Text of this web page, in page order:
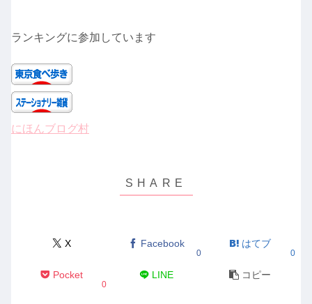
ランキングに参加しています
にほんブログ村
X Facebook
0
はてブ
0
Pocket
0
LINE コピー